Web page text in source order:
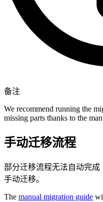
备注
We recommend running the
missing parts thanks to the
手动迁移流程
部分迁移流程无法自动完
手动迁移。
The manual migration guide